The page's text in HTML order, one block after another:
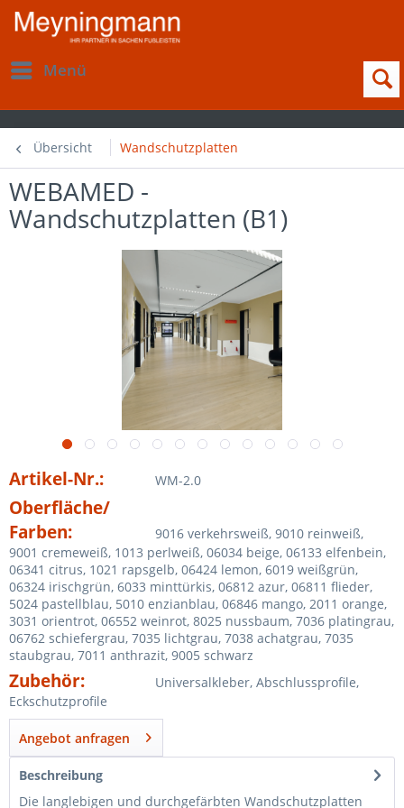
Menü
Übersicht Wandschutzplatten
WEBAMED -
Wandschutzplatten (B1)
Artikel-Nr.: WM-2.0
Oberfläche/
Farben:
9016 verkehrsweiß, 9010 reinweiß,
9001 cremeweiß, 1013 perlweiß, 06034 beige, 06133 elfenbein,
06341 citrus, 1021 rapsgelb, 06424 lemon, 6019 weißgrün,
06324 irischgrün, 6033 minttürkis, 06812 azur, 06811 flieder,
5024 pastellblau, 5010 enzianblau, 06846 mango, 2011 orange,
3031 orientrot, 06552 weinrot, 8025 nussbaum, 7036 platingrau,
06762 schiefergrau, 7035 lichtgrau, 7038 achatgrau, 7035
staubgrau, 7011 anthrazit, 9005 schwarz
Zubehör:
Universalkleber, Abschlussprofile,
Eckschutzprofile
Angebot anfragen
Beschreibung
Die langlebigen und durchgefärbten Wandschutzplatten